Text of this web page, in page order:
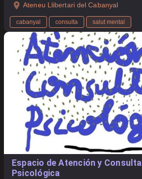
Ateneu Llibertari del Cabanyal
cabanyal consulta salut mental
Espacio de Atención y Consulta
Psicológica